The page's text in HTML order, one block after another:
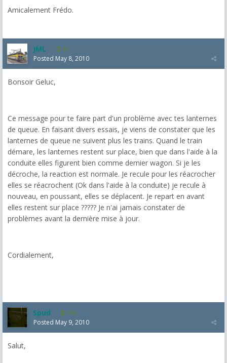
Amicalement Frédo.
JML 19
Posted May 8, 2010
Bonsoir Geluc,
Ce message pour te faire part d'un problème avec tes lanternes
de queue. En faisant divers essais, je viens de constater que les
lanternes de queue ne suivent plus les trains. Quand le train
démare, les lanternes restent sur place, bien que dans l'aide à la
conduite elles figurent bien comme dernier wagon. Si je les
décroche, la reaction est normale. Je recule pour les réacrocher
elles se réacrochent (Ok dans l'aide à la conduite) je recule à
nouveau, en poussant, elles se déplacent. Je repart en avant
elles restent sur place ????? Je n'ai jamais constater de
problèmes avant la dernière mise à jour.
Cordialement,
Spud 144
Posted May 9, 2010
Salut,